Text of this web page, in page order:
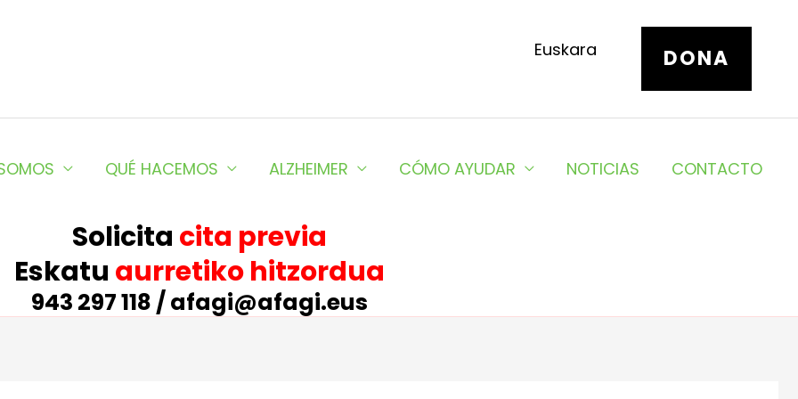
Euskara DONA
QUÉ HACEMOS ALZHEIMER CÓMO AYUDAR NOTICIAS CONTACTO
Solicita cita previa
Eskatu aurretiko hitzordua
943 297 118 / afagi@afagi.eus